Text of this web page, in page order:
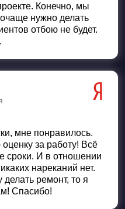
Конечно, мы
нужно делать
отбою не будет.
мне понравилось.
за работу! Всё
сроки. И в отношении
нареканий нет.
ремонт, то я
Спасибо!